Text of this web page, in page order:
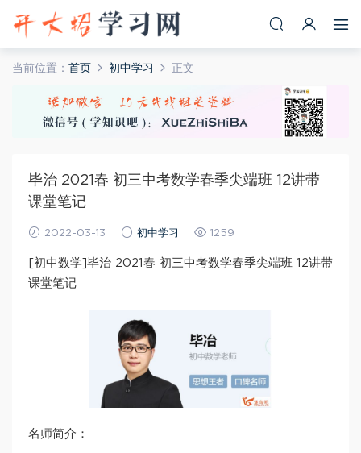
当前位置： 首页 初中学习 正文
毕治 2021春 初三中考数学春季尖端班 12讲带
课堂笔记
2022-03-13 初中学习 1259
[初中数学]毕治 2021春 初三中考数学春季尖端班 12讲带
课堂笔记
名师简介：